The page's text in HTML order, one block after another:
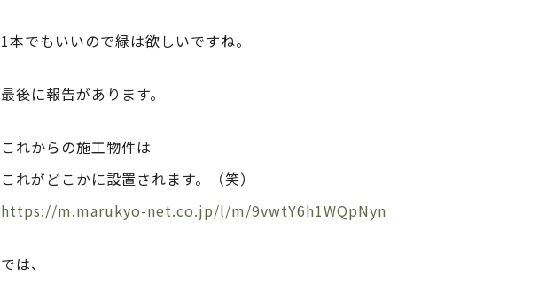
1本でもいいので緑は欲しいですね。
最後に報告があります。
これからの施工物件は
これがどこかに設置されます。（笑）
https://m.marukyo-net.co.jp/l/m/9vwtY6h1WQpNyn
では、